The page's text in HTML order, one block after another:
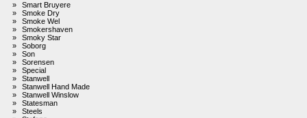
»
Smart Bruyere
»
Smoke Dry
»
Smoke Wel
»
Smokershaven
»
Smoky Star
»
Soborg
»
Son
»
Sorensen
»
Special
»
Stanwell
»
Stanwell Hand Made
»
Stanwell Winslow
»
Statesman
»
Steels